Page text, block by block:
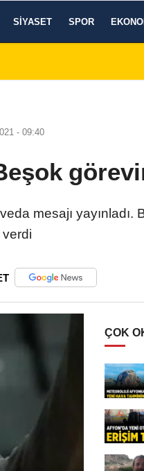
SIYASET SPOR
8 Ağustos 2026
- 09:40
mesajı yayınladı.
ÇOK